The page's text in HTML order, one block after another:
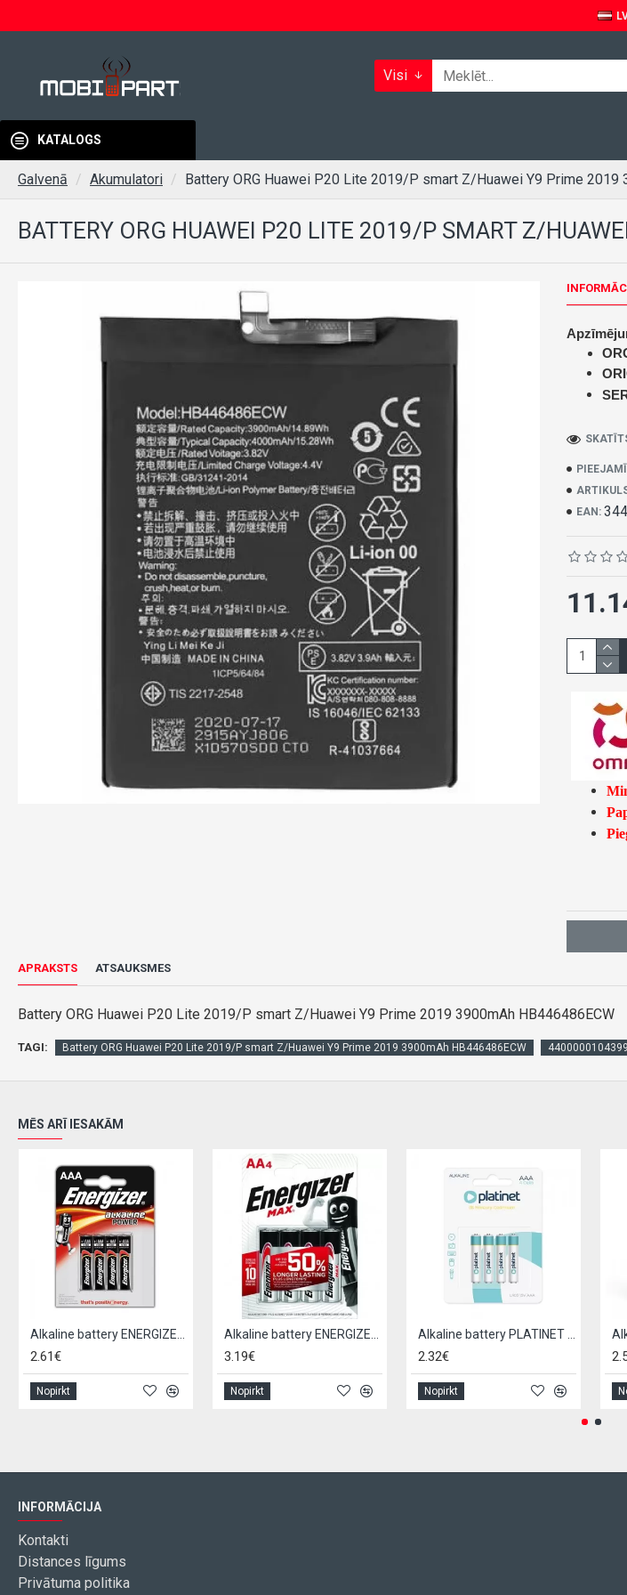
Visi
KATALOGS
Galvenā Akumulatori Battery ORG Huawei P20 Lite 2019/P smart Z/Huawei Y9 Prime 2019
BATTERY ORG HUAWEI P20 LITE 2019/P SMART Z/
EAN:
APRAKSTS ATSAUKSMES
Battery ORG Huawei P20 Lite 2019/P smart Z/Huawei Y9 Prime 2019 3900mAh HB446486ECW
TAGI: Battery ORG Huawei P20 Lite 2019/P smart Z/Huawei Y9 Prime 2019 3900mAh HB446486ECW 4400000104399
MĒS ARĪ IESAKĀM
2.61€
Nopirkt
3.19€
Nopirkt
2.32€
Nopirkt
INFORMĀCIJA
Kontakti
Distances līgums
Privātuma politika